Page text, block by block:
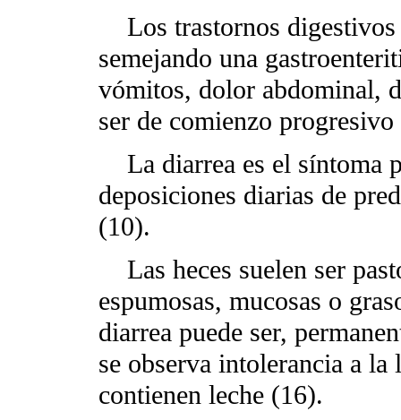
Los trastornos digestivos
semejando una
vómitos, dolor abdominal,
ser de comienzo
La diarrea es el síntoma
deposiciones diarias de
(10).
Las heces suelen ser
espumosas, mucosas o
diarrea puede ser,
se observa intolerancia a la
contienen leche (16).